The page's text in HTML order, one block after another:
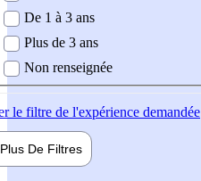
De 1 à 3 ans
Plus de 3 ans
Non renseignée
le filtre de l'expérience demandée
Plus De Filtres